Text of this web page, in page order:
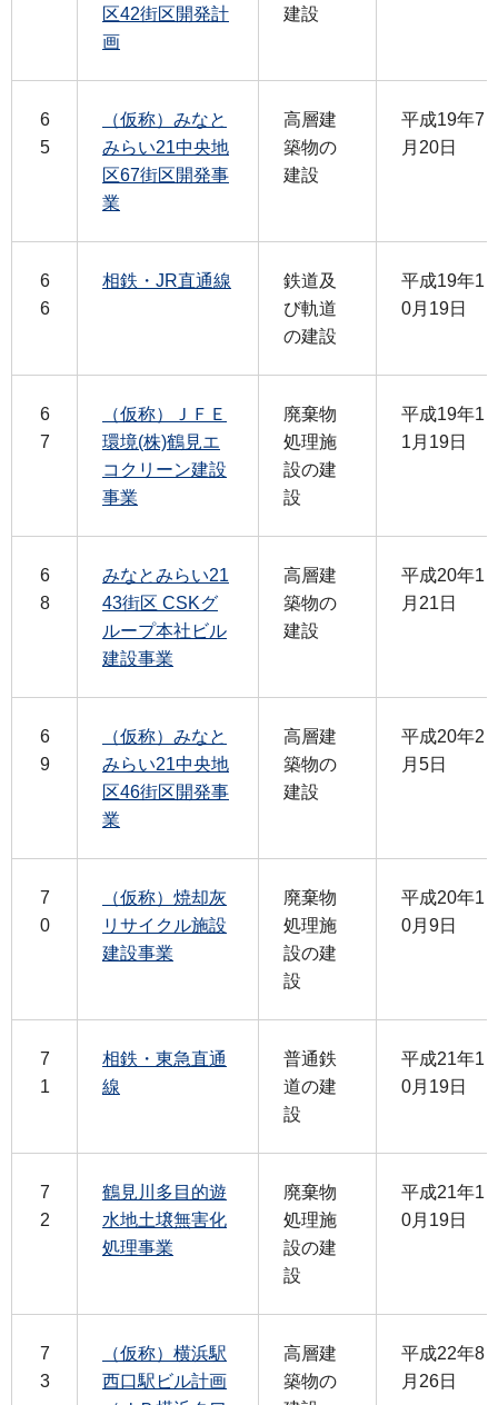
区42街区開発計
画
建設
6
5
（仮称）みなと
みらい21中央地
区67街区開発事
業
高層建
築物の
建設
平成19年7
月20日
6
6
相鉄・JR直通線
鉄道及
び軌道
の建設
平成19年1
0月19日
6
7
（仮称）ＪＦＥ
環境(株)鶴見エ
コクリーン建設
事業
廃棄物
処理施
設の建
設
平成19年1
1月19日
6
8
みなとみらい21
43街区 CSKグ
ループ本社ビル
建設事業
高層建
築物の
建設
平成20年1
月21日
6
9
（仮称）みなと
みらい21中央地
区46街区開発事
業
高層建
築物の
建設
平成20年2
月5日
7
0
（仮称）焼却灰
リサイクル施設
建設事業
廃棄物
処理施
設の建
設
平成20年1
0月9日
7
1
相鉄・東急直通
線
普通鉄
道の建
設
平成21年1
0月19日
7
2
鶴見川多目的遊
水地土壌無害化
処理事業
廃棄物
処理施
設の建
設
平成21年1
0月19日
7
3
（仮称）横浜駅
西口駅ビル計画
高層建
築物の
平成22年8
月26日